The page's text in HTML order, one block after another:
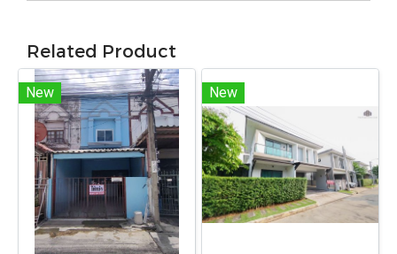
Related Product
New New